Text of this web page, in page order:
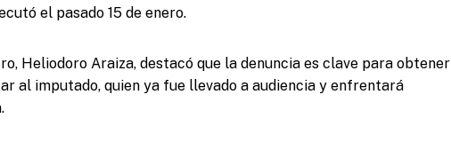
el pasado 15 de enero.
Heliodoro Araiza, destacó que la denuncia es clave para obtener
al imputado, quien ya fue llevado a audiencia y enfrentará